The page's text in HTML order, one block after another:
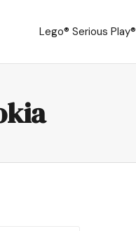
Lego® Serious Play®